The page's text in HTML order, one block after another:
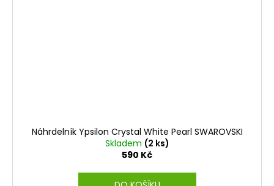
Náhrdelník Ypsilon Crystal White Pearl SWAROVSKI
Skladem (2 ks)
590 Kč